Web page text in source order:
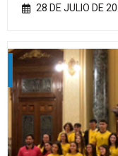
28 DE JULIO DE